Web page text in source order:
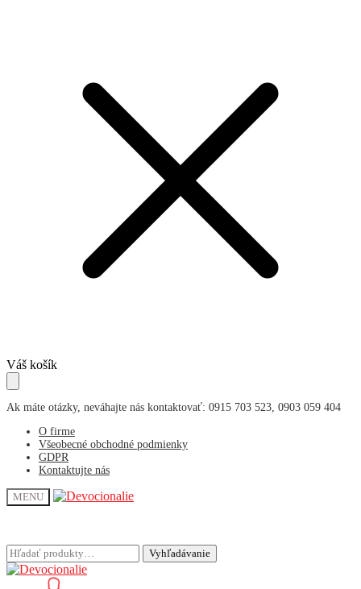
Skip
to
navigation
Skip
to
content
Váš košík
Ak máte otázky, neváhajte nás kontaktovať: 0915 703 523, 0903 059 404
O firme
Všeobecné obchodné podmienky
GDPR
Kontaktujte nás
MENU
Hľadať: Vyhľadávanie
Hľadať: Vyhľadávanie